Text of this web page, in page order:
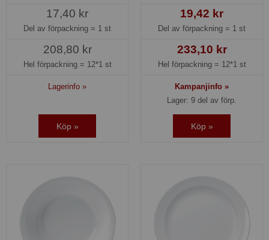
17,40 kr
Del av förpackning = 1 st
208,80 kr
Hel förpackning = 12*1 st
Lagerinfo »
Köp »
19,42 kr
Del av förpackning = 1 st
233,10 kr
Hel förpackning = 12*1 st
Kampanjinfo »
Lager: 9 del av förp.
Köp »